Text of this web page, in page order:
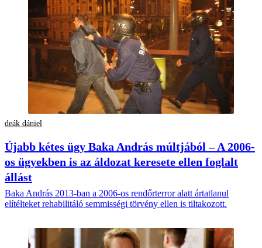
deák dániel
Újabb kétes ügy Baka András múltjából – A 2006-
os ügyekben is az áldozat keresete ellen foglalt
állást
Baka András 2013-ban a 2006-os rendőrterror alatt ártatlanul
elítélteket rehabilitáló semmisségi törvény ellen is tiltakozott.